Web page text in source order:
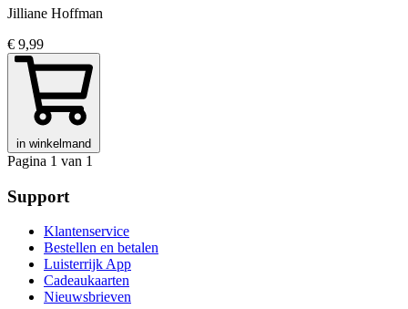
Jilliane Hoffman
€ 9,99
in winkelmand
Pagina 1 van 1
Support
Klantenservice
Bestellen en betalen
Luisterrijk App
Cadeaukaarten
Nieuwsbrieven